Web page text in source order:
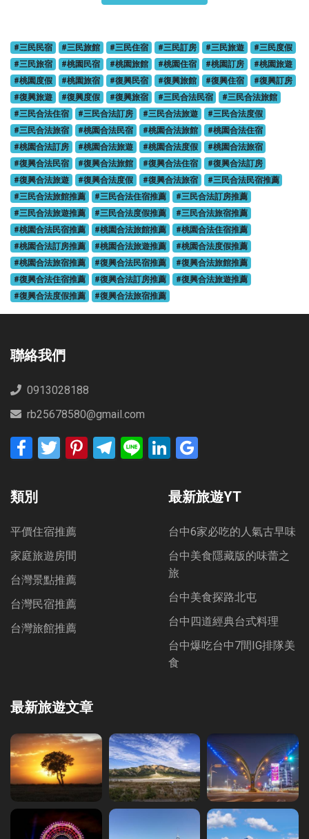
#三民民宿 #三民旅館 #三民住宿 #三民訂房 #三民旅遊
#三民度假
#三民旅宿
#桃園民宿 #桃園旅館 #桃園住宿 #桃園訂房
#桃園旅遊
#桃園度假
#桃園旅宿 #復興民宿 #復興旅館 #復興住宿
#復興訂房
#復興旅遊
#復興度假 #復興旅宿 #三民合法民宿
#三民合法旅館
#三民合法住宿
#三民合法訂房 #三民合法旅遊
#三民合法度假
#三民合法旅宿
#桃園合法民宿 #桃園合法旅館
#桃園合法住宿
#桃園合法訂房
#桃園合法旅遊 #桃園合法度假
#桃園合法旅宿
#復興合法民宿
#復興合法旅館 #復興合法住宿
#復興合法訂房
#復興合法旅遊
#復興合法度假 #復興合法旅宿
#三民合法民宿推薦
#三民合法旅館推薦
#三民合法住宿推薦
#三民合法訂房推薦
#三民合法旅遊推薦
#三民合法度假推薦
#三民合法旅宿推薦
#桃園合法民宿推薦
#桃園合法旅館推薦
#桃園合法住宿推薦
#桃園合法訂房推薦
#桃園合法旅遊推薦
#桃園合法度假推薦
#桃園合法旅宿推薦
#復興合法民宿推薦
#復興合法旅館推薦
#復興合法住宿推薦
#復興合法訂房推薦
#復興合法旅遊推薦
#復興合法度假推薦
#復興合法旅宿推薦
聯絡我們
0913028188
rb25678580@gmail.com
FacebookTwitter PinterestTelegram
Line LinkedIn
類別
平價住宿推薦
家庭旅遊房間
台灣景點推薦
台灣民宿推薦
台灣旅館推薦
最新旅遊文章
最新旅遊YT
台中6家必吃的人氣古早味
台中美食隱藏版的味蕾之
旅
台中美食探路北屯
台中四道經典台式料理
台中爆吃台中7間IG排隊美
食